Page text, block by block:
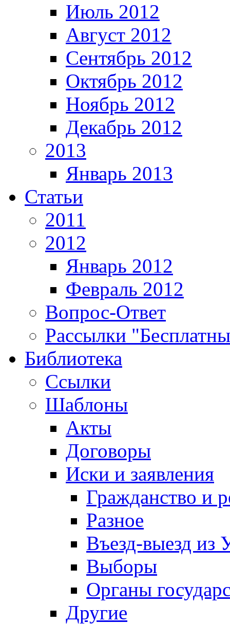
Июль 2012
Август 2012
Сентябрь 2012
Октябрь 2012
Ноябрь 2012
Декабрь 2012
2013
Январь 2013
Статьи
2011
2012
Январь 2012
Февраль 2012
Вопрос-Ответ
Рассылки
Библиотека
Ссылки
Шаблоны
Акты
Договоры
Иски и заявления
Гражданство и
Разное
Въезд-выезд из
Выборы
Органы
Другие